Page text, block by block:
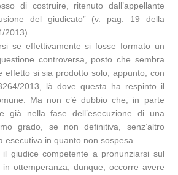
di costruire, ritenuto dall’appellante
del giudicato” (v. pag. 19 della
2013).
se effettivamente si fosse formato un
controversa, posto che sembra
effetto si sia prodotto solo, appunto, con
2013, là dove questa ha respinto il
Ma non c’è dubbio che, in parte
già nella fase dell’esecuzione di una
grado, se non definitiva, senz’altro
esecutiva in quanto non sospesa.
giudice competente a pronunziarsi sul
in ottemperanza, dunque, occorre avere